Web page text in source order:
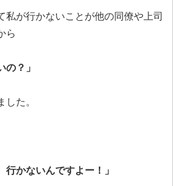
私が行かないことが他の同僚や上司
ら
の？」
した。
行かないんですよー！」